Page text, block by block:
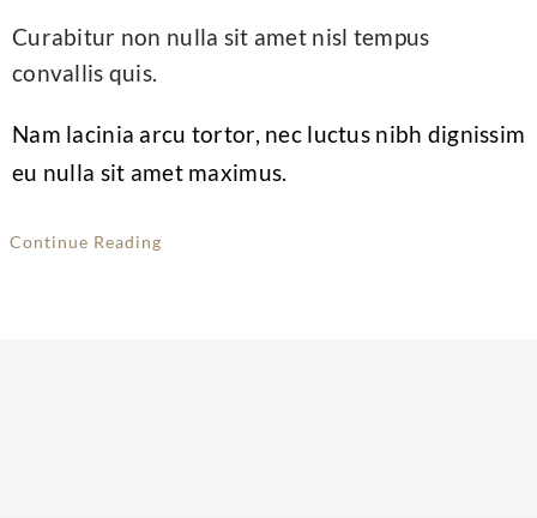
Curabitur non nulla sit amet nisl tempus
convallis quis.
Nam lacinia arcu tortor, nec luctus nibh dignissim
eu nulla sit amet maximus.
Continue Reading